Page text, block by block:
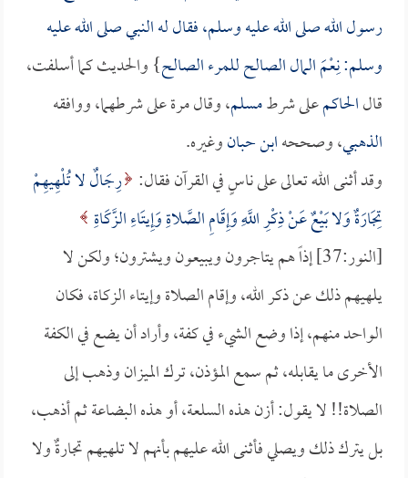
رسول الله صلى الله عليه وسلم، فقال له النبي صلى الله عليه
وسلم: نِعْمَ المال الصالح للمرء الصالح} والحديث كما أسلفت،
قالالحاكمعلى شرطمسلم، وقال مرة على شرطهما، ووافقه
الذهبي، وصححهابن حبانوغيره.
وقد أثنى الله تعالى على ناسٍ في القرآن فقال: رِجَالٌ لا تُلْهِيهِمْ
تِجَارَةٌ وَلا بَيْعٌ عَنْ ذِكْرِ اللَّهِ وَإِقَامِ الصَّلاةِ وَإِيتَاءِ الزَّكَاةِ
[النور:37] إذاً هم يتاجرون ويبيعون ويشترون؛ ولكن لا
يلهيهم ذلك عن ذكر الله، وإقام الصلاة وإيتاء الزكاة، فكان
الواحد منهم، إذا وضع الشيء في كفة، وأراد أن يضع في الكفة
الأخرى ما يقابله، ثم سمع المؤذن، ترك الميزان وذهب إلى
الصلاة!! لا يقول: أزن هذه السلعة، أو هذه البضاعة ثم أذهب،
بل يترك ذلك ويصلي فأثنى الله عليهم بأنهم لا تلهيهم تجارةٌ ولا